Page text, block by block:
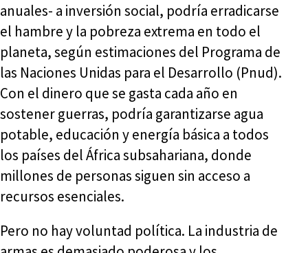
anuales- a inversión social, podría erradicarse
el hambre y la pobreza extrema en todo el
planeta, según estimaciones del Programa de
las Naciones Unidas para el Desarrollo (Pnud).
Con el dinero que se gasta cada año en
sostener guerras, podría garantizarse agua
potable, educación y energía básica a todos
los países del África subsahariana, donde
millones de personas siguen sin acceso a
recursos esenciales.
Pero no hay voluntad política. La industria de